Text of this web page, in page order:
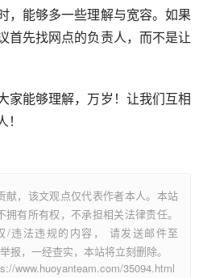
，能够多一些理解与宽容。如果
首先找网点的负责人，而不是让
家能够理解，万岁！让我们互相
献，该文观点仅代表作者本人。本站
有所有权，不承担相关法律责任。
/违法违规的内容， 请发送邮件至
报，一经查实，本站将立刻删除。
www.huoyanteam.com/35094.html